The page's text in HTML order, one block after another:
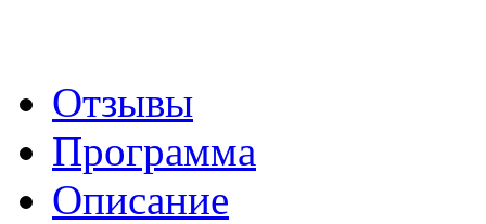
Отзывы
Программа
Описание